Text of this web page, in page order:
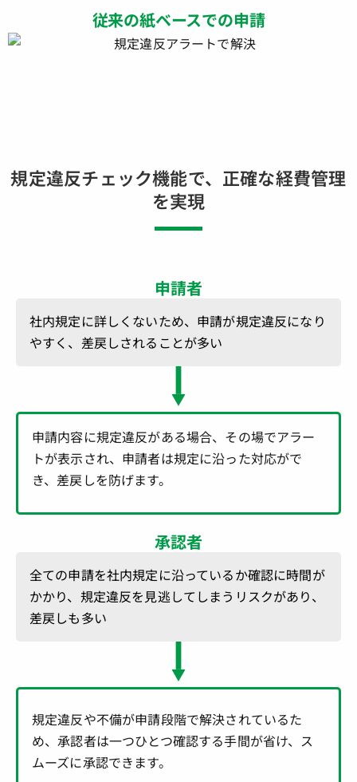
従来の紙ベースでの申請
規定違反チェック機能で、正確な経費管理
を実現
申請者
社内規定に詳しくないため、申請が規定違反になり
やすく、差戻しされることが多い
申請内容に規定違反がある場合、その場でアラー
トが表示され、申請者は規定に沿った対応がで
き、差戻しを防げます。
承認者
全ての申請を社内規定に沿っているか確認に時間が
かかり、規定違反を見逃してしまうリスクがあり、
差戻しも多い
規定違反や不備が申請段階で解決されているた
め、承認者は一つひとつ確認する手間が省け、ス
ムーズに承認できます。